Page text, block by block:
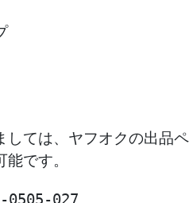
ては、ヤフオクの出品
です。
0505-027